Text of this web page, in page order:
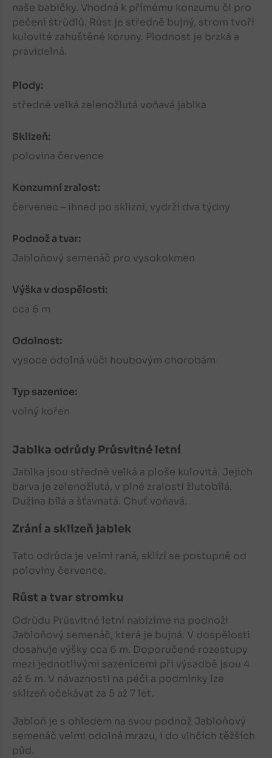
naše babičky. Vhodná k přímému konzumu či pro
pečení štrůdlů. Růst je středně bujný, strom tvoří
kulovité zahuštěné koruny. Plodnost je brzká a
pravidelná.
Plody:
středně velká zelenožlutá voňavá jablka
Sklizeň:
polovina července
Konzumní zralost:
červenec – ihned po sklizni, vydrží dva týdny
Podnož a tvar:
Jabloňový semenáč pro vysokokmen
Výška v dospělosti:
cca 6 m
Odolnost:
vysoce odolná vůči houbovým chorobám
Typ sazenice:
volný kořen
Jablka odrůdy Průsvitné letní
Jablka jsou středně velká a ploše kulovitá. Jejich
barva je zelenožlutá, v plné zralosti žlutobílá.
Dužina bílá a šťavnatá. Chuť voňavá.
Zrání a sklizeň jablek
Tato odrůda je velmi raná, sklízí se postupně od
poloviny července.
Růst a tvar stromku
Odrůdu Průsvitné letní nabízíme na podnoži
Jabloňový semenáč, která je bujná. V dospělosti
dosahuje výšky cca 6 m. Doporučené rozestupy
mezi jednotlivými sazenicemi při výsadbě jsou 4
až 6 m. V návaznosti na péči a podmínky lze
sklizeň očekávat za 5 až 7 let.
Jabloň je s ohledem na svou podnož Jabloňový
semenáč velmi odolná mrazu, i do vlhčích těžších
půd.